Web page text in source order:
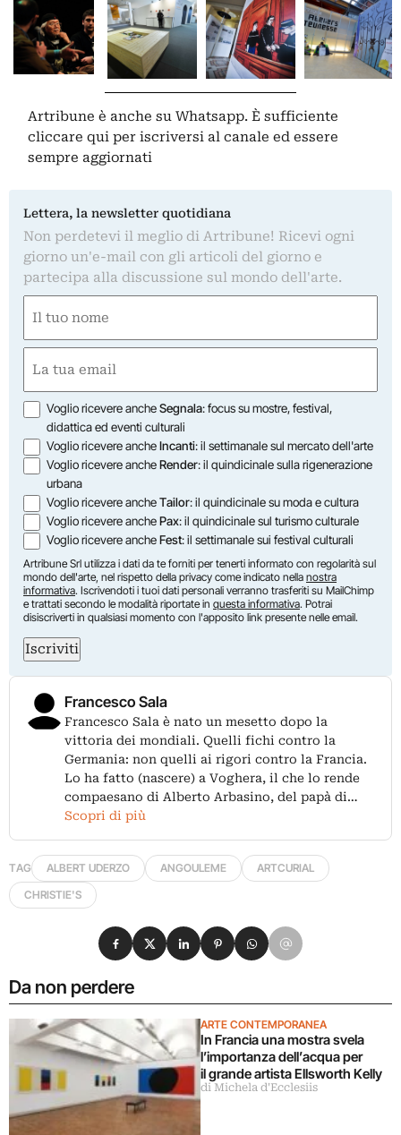
Artribune è anche su Whatsapp. È sufficiente
cliccare qui per iscriversi al canale ed essere
sempre aggiornati
Lettera, la newsletter quotidiana
Non perdetevi il meglio di Artribune! Ricevi ogni
giorno un'e-mail con gli articoli del giorno e
partecipa alla discussione sul mondo dell'arte.
(Required)
First
(Required)
Opzioni
Voglio ricevere ancheSegnala: focus su mostre, festival,
didattica ed eventi culturali
Voglio ricevere ancheIncanti: il settimanale sul mercato dell'arte
Voglio ricevere ancheRender: il quindicinale sulla rigenerazione
urbana
Voglio ricevere ancheTailor: il quindicinale su moda e cultura
Voglio ricevere anchePax: il quindicinale sul turismo culturale
Voglio ricevere ancheFest: il settimanale sui festival culturali
Artribune Srl utilizza i dati da te forniti per tenerti informato con regolarità sul
mondo dell'arte, nel rispetto della privacy come indicato nella nostra
informativa. Iscrivendoti i tuoi dati personali verranno trasferiti su MailChimp
e trattati secondo le modalità riportate in questa informativa. Potrai
disiscriverti in qualsiasi momento con l'apposito link presente nelle email.
Iscriviti
Francesco Sala
Francesco Sala è nato un mesetto dopo la
vittoria dei mondiali. Quelli fichi contro la
Germania: non quelli ai rigori contro la Francia.
Lo ha fatto (nascere) a Voghera, il che lo rende
compaesano di Alberto Arbasino, del papà di…
Scopri di più
TAG ALBERT UDERZO ANGOULEME
ARTCURIAL
CHRISTIE'S
Da non perdere
ARTE CONTEMPORANEA
In Francia una mostra svela
l’importanza dell’acqua per
il grande artista Ellsworth Kelly
di Michela d'Ecclesiis
Condividi su Facebook
Condividi su X
Condividi su LinkedIn
Condividi su Pinterest
Condividi su WhatsApp
Condividi su Email